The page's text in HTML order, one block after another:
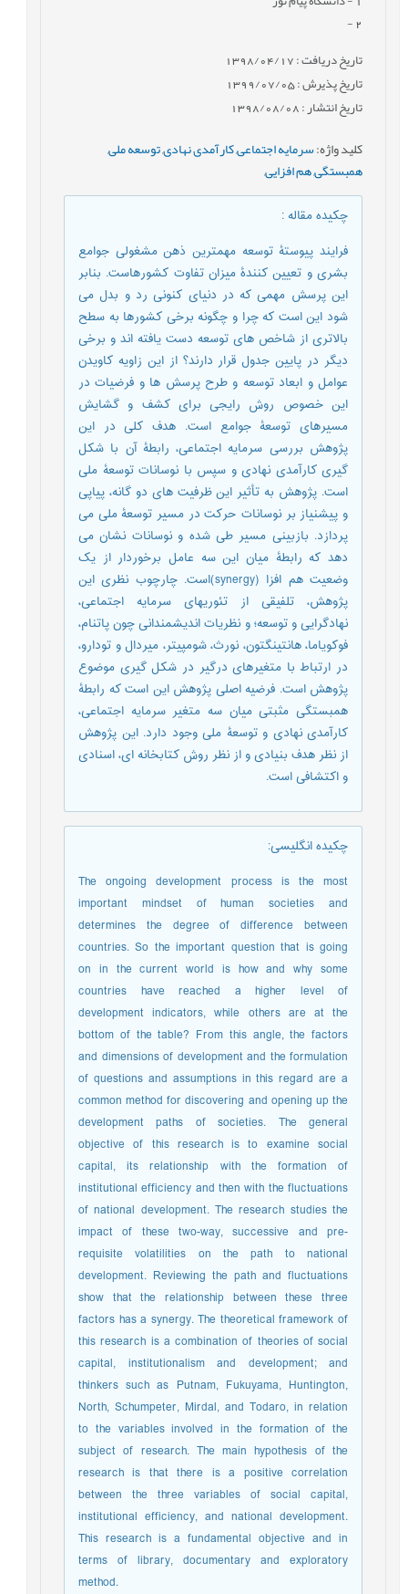
2
-
تاریخ دریافت : 1398/04/17
تاریخ پذیرش : 1399/07/05
تاریخ انتشار : 1398/08/08
کلید واژه:سرمایه اجتماعی,کارآمدی نهادی,توسعه ملی,
همبستگی,هم افزایی,
چکیده مقاله:
فرایند پیوستۀ توسعه مهمترین ذهن مشغولی جوامع
بشری و تعیین کنندۀ میزان تفاوت کشورهاست. بنابر
این پرسش مهمی که در دنیای کنونی رد و بدل می
شود این است که چرا و چگونه برخی کشورها به سطح
بالاتری از شاخص های توسعه دست یافته اند و برخی
دیگر در پایین جدول قرار دارند؟ از این زاویه کاویدن
عوامل و ابعاد توسعه و طرح پرسش ها و فرضیات در
این خصوص روش رایجی برای کشف و گشایش
مسیرهای توسعۀ جوامع است. هدف کلی در این
پژوهش بررسی سرمایه اجتماعی، رابطۀ آن با شکل
گیری کارآمدی نهادی و سپس با نوسانات توسعۀ ملی
است. پژوهش به تأثیر این ظرفیت های دو گانه، پیاپی
و پیشنیاز بر نوسانات حرکت در مسیر توسعۀ ملی می
پردازد. بازبینی مسیر طی شده و نوسانات نشان می
دهد که رابطۀ میان این سه عامل برخوردار از یک
وضعیت هم افزا (synergy)است. چارچوب نظری این
پژوهش، تلفیقی از تئوریهای سرمایه اجتماعی،
نهادگرایی و توسعه؛ و نظریات اندیشمندانی چون پاتنام،
فوکویاما، هانتینگتون، نورث، شومپیتر، میردال و تودارو،
در ارتباط با متغیرهای درگیر در شکل گیری موضوع
پژوهش است. فرضیه اصلی پژوهش این است که رابطۀ
همبستگی مثبتی میان سه متغیر سرمایه اجتماعی،
کارآمدی نهادی و توسعۀ ملی وجود دارد. این پژوهش
از نظر هدف بنیادی و از نظر روش کتابخانه ای، اسنادی
و اکتشافی است.
چکیده انگلیسی:
The ongoing development process is the most
important mindset of human societies and
determines the degree of difference between
countries. So the important question that is going
on in the current world is how and why some
countries have reached a higher level of
development indicators, while others are at the
bottom of the table? From this angle, the factors
and dimensions of development and the formulation
of questions and assumptions in this regard are a
common method for discovering and opening up the
development paths of societies. The general
objective of this research is to examine social
capital, its relationship with the formation of
institutional efficiency and then with the fluctuations
of national development. The research studies the
impact of these two-way, successive and pre-
requisite volatilities on the path to national
development. Reviewing the path and fluctuations
show that the relationship between these three
factors has a synergy. The theoretical framework of
this research is a combination of theories of social
capital, institutionalism and development; and
thinkers such as Putnam, Fukuyama, Huntington,
North, Schumpeter, Mirdal, and Todaro, in relation
to the variables involved in the formation of the
subject of research. The main hypothesis of the
research is that there is a positive correlation
between the three variables of social capital,
institutional efficiency, and national development.
This research is a fundamental objective and in
terms of library, documentary and exploratory
method.